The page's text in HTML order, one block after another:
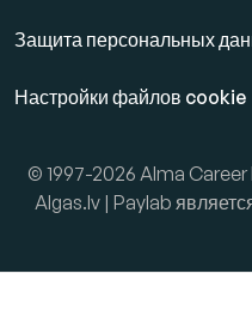
Защита персональных
Настройки файлов cookie
© 1997-2026 Alma
Algas.lv | Paylab